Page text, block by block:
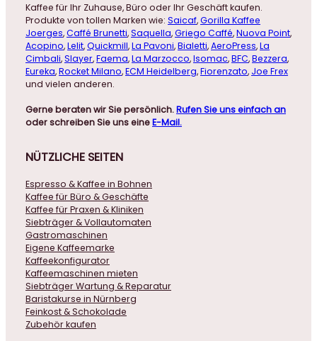
Kaffee für Ihr Zuhause, Büro oder Ihr Geschäft kaufen.
Produkte von tollen Marken wie: Saicaf,Gorilla Kaffee
Joerges,Caffé Brunetti,Saquella,Griego Caffé,Nuova Point,
Acopino,Lelit,Quickmill,La Pavoni,Bialetti,AeroPress,La
Cimbali,Slayer,Faema,La Marzocco,Isomac,BFC,Bezzera,
Eureka,Rocket Milano,ECM Heidelberg,Fiorenzato, Joe Frex
und vielen anderen.
Gerne beraten wir Sie persönlich.Rufen Sie uns einfach an
oder schreiben Sie uns eineE-Mail.
NÜTZLICHE SEITEN
Espresso & Kaffee in Bohnen
Kaffee für Büro & Geschäfte
Kaffee für Praxen & Kliniken
Siebträger & Vollautomaten
Gastromaschinen
Eigene Kaffeemarke
Kaffeekonfigurator
Kaffeemaschinen mieten
Siebträger Wartung & Reparatur
Baristakurse in Nürnberg
Feinkost & Schokolade
Zubehör kaufen